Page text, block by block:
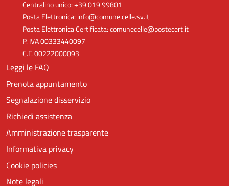
Centralino unico: +39 019 99801
Posta Elettronica: info@comune.celle.sv.it
Posta Elettronica Certificata: comunecelle@postecert.it
P. IVA 00333440097
C.F. 00222000093
Leggi le FAQ
Prenota appuntamento
Segnalazione disservizio
Richiedi assistenza
Amministrazione trasparente
Informativa privacy
Cookie policies
Note legali